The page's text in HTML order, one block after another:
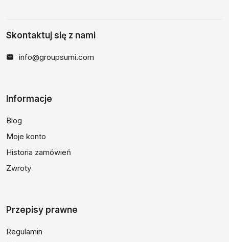
Skontaktuj się z nami
info@groupsumi.com
Informacje
Blog
Moje konto
Historia zamówień
Zwroty
Przepisy prawne
Regulamin